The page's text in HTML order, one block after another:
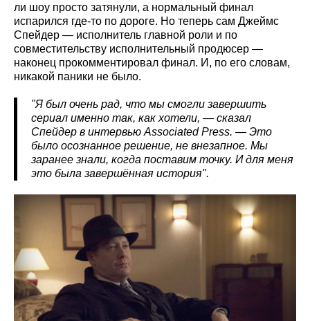
ли шоу просто затянули, а нормальный финал
испарился где-то по дороге. Но теперь сам Джеймс
Спейдер — исполнитель главной роли и по
совместительству исполнительный продюсер —
наконец прокомментировал финал. И, по его словам,
никакой паники не было.
"Я был очень рад, что мы смогли завершить
сериал именно так, как хотели, — сказал
Спейдер в интервью AssociatedPress. — Это
было осознанное решение, не внезапное. Мы
заранее знали, когда поставим точку. И для меня
это была завершённая история".